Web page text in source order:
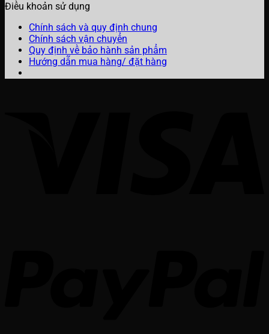
Điều khoản sử dụng
Chính sách và quy định chung
Chính sách vận chuyển
Quy định về bảo hành sản phẩm
Hướng dẫn mua hàng/ đặt hàng